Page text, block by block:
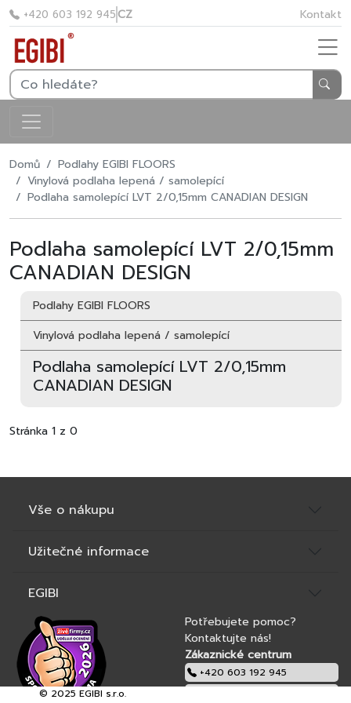
+420 603 192 945CZ Kontakt
Domů
Podlahy EGIBI FLOORS
Vinylová podlaha lepená / samolepící
Podlaha samolepící LVT 2/0,15mm CANADIAN DESIGN
Podlaha samolepící LVT 2/0,15mm
CANADIAN DESIGN
Podlahy EGIBI FLOORS
Vinylová podlaha lepená / samolepící
Podlaha samolepící LVT 2/0,15mm
CANADIAN DESIGN
Stránka 1 z 0
Vše o nákupu
Užitečné informace
EGIBI
Potřebujete pomoc?
Kontaktujte nás!
Zákaznické centrum
+420 603 192 945
© 2025 EGIBI s.r.o.